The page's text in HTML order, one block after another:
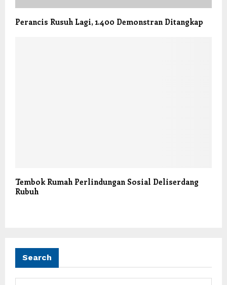
Perancis Rusuh Lagi, 1.400 Demonstran Ditangkap
Tembok Rumah Perlindungan Sosial Deliserdang
Rubuh
Search